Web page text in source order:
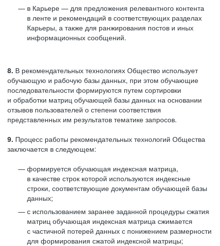
в Карьере — для предложения релевантного контента
в ленте и рекомендаций в соответствующих разделах
Карьеры, а также для ранжирования постов и иных
информационных сообщений.
8. В рекомендательных технологиях Общество использует
обучающую и рабочую базы данных, при этом обучающие
последовательности формируются путем сортировки
и обработки матриц обучающей базы данных на основании
отзывов пользователей о степени соответствия
представленных им результатов тематике запросов.
9. Процесс работы рекомендательных технологий Общества
заключается в следующем:
формируется обучающая индексная матрица,
в качестве строк которой используются индексные
строки, соответствующие документам обучающей базы
данных;
с использованием заранее заданной процедуры сжатия
матриц обучающая индексная матрица сжимается
с частичной потерей данных с понижением размерности
для формирования сжатой индексной матрицы;